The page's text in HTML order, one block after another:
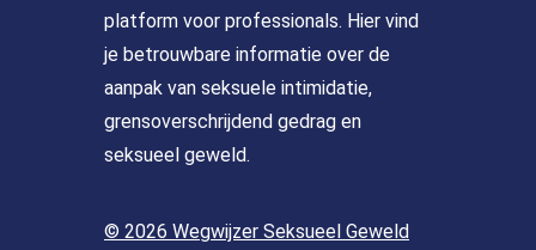
platform voor professionals. Hier vind
je betrouwbare informatie over de
aanpak van seksuele intimidatie,
grensoverschrijdend gedrag en
seksueel geweld.
© 2026 Wegwijzer Seksueel Geweld